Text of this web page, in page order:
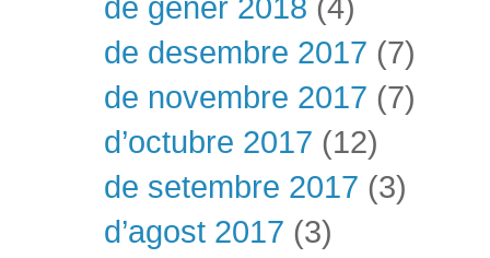
de desembre 2017 (7)
de novembre 2017 (7)
d’octubre 2017 (12)
de setembre 2017 (3)
d’agost 2017 (3)